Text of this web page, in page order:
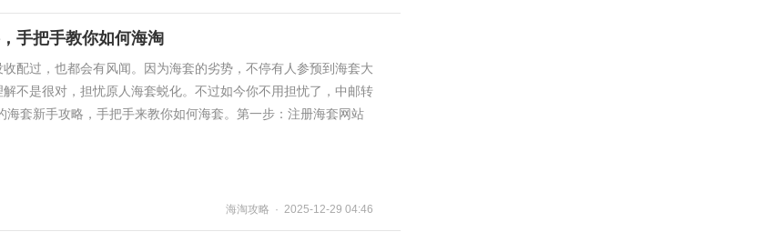
手把手教你如何海淘
配过，也都会有风闻。因为海套的劣势，不停有人参预到海套大
不是很对，担忧原人海套蜕化。不过如今你不用担忧了，中邮转
套新手攻略，手把手来教你如何海套。第一步：注册海套网站
海淘攻略 · 2025-12-29 04:46